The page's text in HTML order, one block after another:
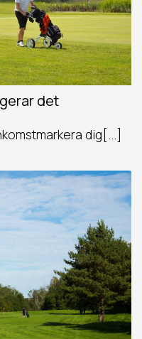
det
dig[...]